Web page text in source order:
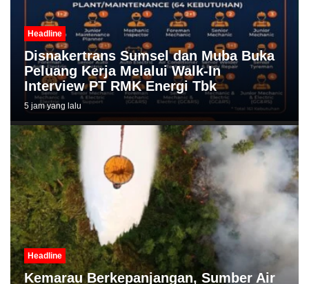
Headline
Disnakertrans Sumsel dan Muba Buka
Peluang Kerja Melalui Walk-In
Interview PT RMK Energi Tbk
5 jam yang lalu
Headline
Kemarau Berkepanjangan, Sumber Air